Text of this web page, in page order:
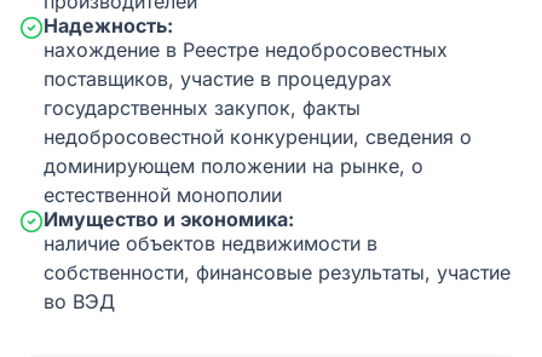
Надежность:
нахождение в Реестре недобросовестных
поставщиков, участие в процедурах
государственных закупок, факты
недобросовестной конкуренции, сведения о
доминирующем положении на рынке, о
естественной монополии
Имущество и экономика:
наличие объектов недвижимости в
собственности, финансовые результаты, участие
во ВЭД